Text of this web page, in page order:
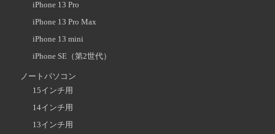
iPhone 13 Pro
iPhone 13 Pro Max
iPhone 13 mini
iPhone SE（第2世代）
ノートパソコン
15インチ用
14インチ用
13インチ用